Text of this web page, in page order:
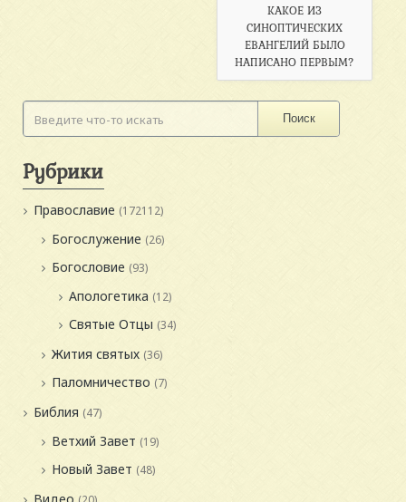
КАКОЕ ИЗ
СИНОПТИЧЕСКИХ
ЕВАНГЕЛИЙ БЫЛО
НАПИСАНО ПЕРВЫМ?
Поиск
Рубрики
Православие (172112)
Богослужение (26)
Богословие (93)
Апологетика (12)
Святые Отцы (34)
Жития святых (36)
Паломничество (7)
Библия (47)
Ветхий Завет (19)
Новый Завет (48)